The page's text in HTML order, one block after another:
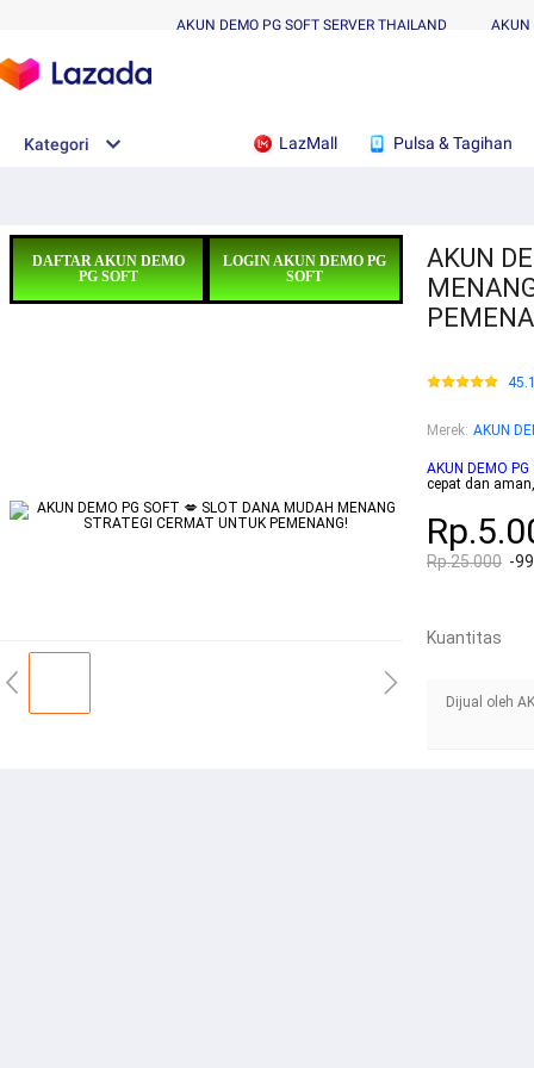
AKUN DEMO PG SOFT SERVER THAILAND AKUN
Kategori LazMall Pulsa & Tagihan
DAFTAR AKUN DEMO
PG SOFT
LOGIN AKUN DEMO PG
SOFT
AKUN
Merek: AKUN
AKUN DEMO PG
cepat dan
Rp.25.000 -
Kuantitas
Dijual oleh